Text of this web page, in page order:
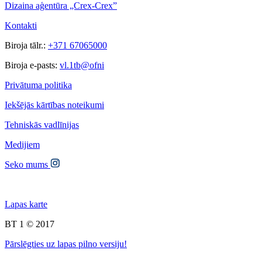
Dizaina aģentūra „Crex-Crex”
Kontakti
Biroja tālr.: +371 67065000
Biroja e-pasts: vl.1tb@ofni
Privātuma politika
Iekšējās kārtības noteikumi
Tehniskās vadlīnijas
Medijiem
Seko mums
Lapas karte
BT 1 © 2017
Pārslēgties uz lapas pilno versiju!